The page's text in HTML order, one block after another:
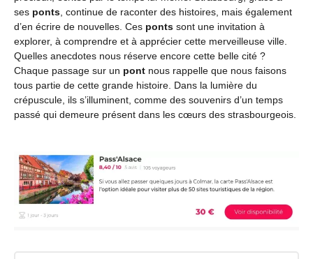
ses ponts, continue de raconter des histoires, mais également
d’en écrire de nouvelles. Ces ponts sont une invitation à
explorer, à comprendre et à apprécier cette merveilleuse ville.
Quelles anecdotes nous réserve encore cette belle cité ?
Chaque passage sur un pont nous rappelle que nous faisons
tous partie de cette grande histoire. Dans la lumière du
crépuscule, ils s’illuminent, comme des souvenirs d’un temps
passé qui demeure présent dans les cœurs des strasbourgeois.